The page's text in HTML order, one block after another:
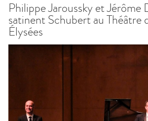
Philippe Jaroussky et Jérôme
satinent Schubert au Théâtre
Élysées